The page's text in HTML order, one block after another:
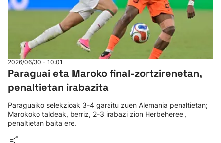
2026/06/30 - 10:01
Paraguai eta Maroko final-zortzirenetan,
penaltietan irabazita
Paraguaiko selekzioak 3-4 garaitu zuen Alemania penaltietan;
Marokoko taldeak, berriz, 2-3 irabazi zion Herbehereei,
penaltietan baita ere.